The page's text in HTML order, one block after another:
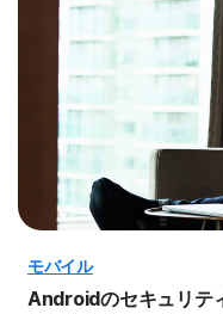
モバイル
Androidのセキュリテ